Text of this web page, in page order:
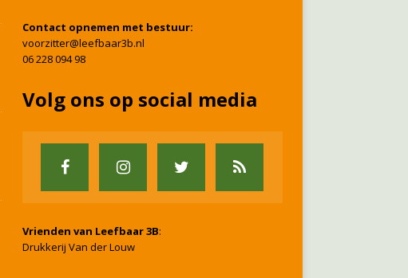
Contact opnemen met bestuur:
voorzitter@leefbaar3b.nl
06 228 094 98
Volg ons op social media
Vrienden van Leefbaar 3B:
Drukkerij Van der Louw